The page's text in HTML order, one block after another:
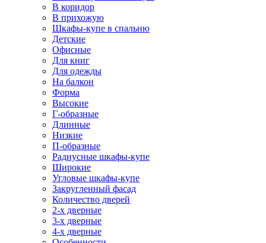
В коридор
В прихожую
Шкафы-купе в спальню
Детские
Офисные
Для книг
Для одежды
На балкон
Форма
Высокие
Г-образные
Длинные
Низкие
П-образные
Радиусные шкафы-купе
Широкие
Угловые шкафы-купе
Закругленный фасад
Количество дверей
2-х дверные
3-х дверные
4-х дверные